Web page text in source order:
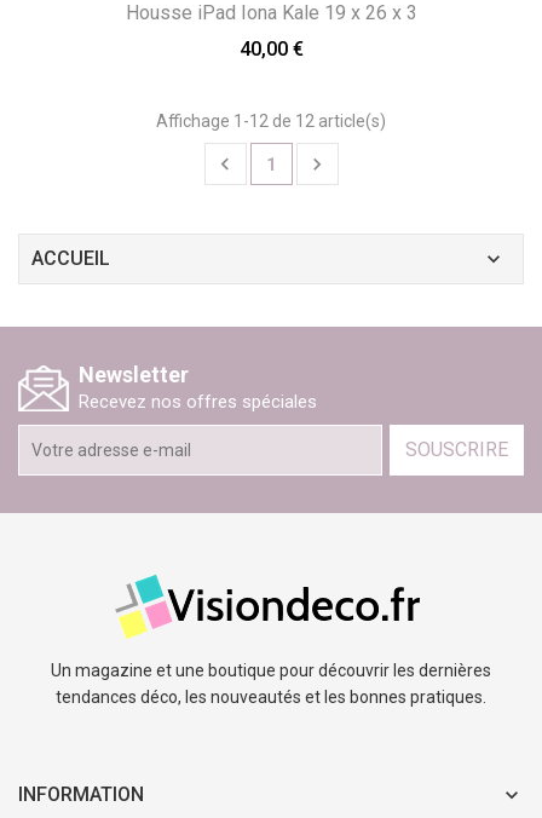
Housse iPad Iona Kale 19 x 26 x 3
40,00 €
Affichage 1-12 de 12 article(s)
 1 
ACCUEIL
Newsletter
Recevez nos offres spéciales
SOUSCRIRE
Un magazine et une boutique pour découvrir les dernières
tendances déco, les nouveautés et les bonnes pratiques.
INFORMATION